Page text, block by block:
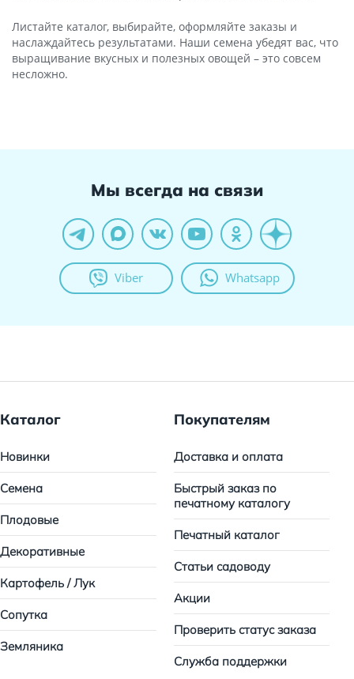
Листайте каталог, выбирайте, оформляйте заказы и
наслаждайтесь результатами. Наши семена убедят вас, что
выращивание вкусных и полезных овощей – это совсем
несложно.
Мы всегда на связи
Viber Whatsapp
Каталог
Новинки
Семена
Плодовые
Декоративные
Картофель / Лук
Сопутка
Земляника
Покупателям
Доставка и оплата
Быстрый заказ по
печатному каталогу
Печатный каталог
Статьи садоводу
Акции
Проверить статус заказа
Служба поддержки